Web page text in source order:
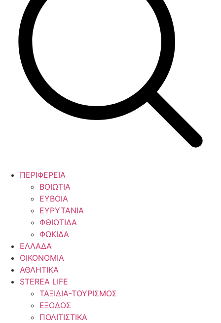
ΠΕΡΙΦΕΡΕΙΑ
ΒΟΙΩΤΙΑ
ΕΥΒΟΙΑ
ΕΥΡΥΤΑΝΙΑ
ΦΘΙΩΤΙΔΑ
ΦΩΚΙΔΑ
ΕΛΛΑΔΑ
ΟΙΚΟΝΟΜΙΑ
ΑΘΛΗΤΙΚΑ
STEREA LIFE
ΤΑΞΙΔΙΑ-ΤΟΥΡΙΣΜΟΣ
ΕΞΟΔΟΣ
ΠΟΛΙΤΙΣΤΙΚΑ